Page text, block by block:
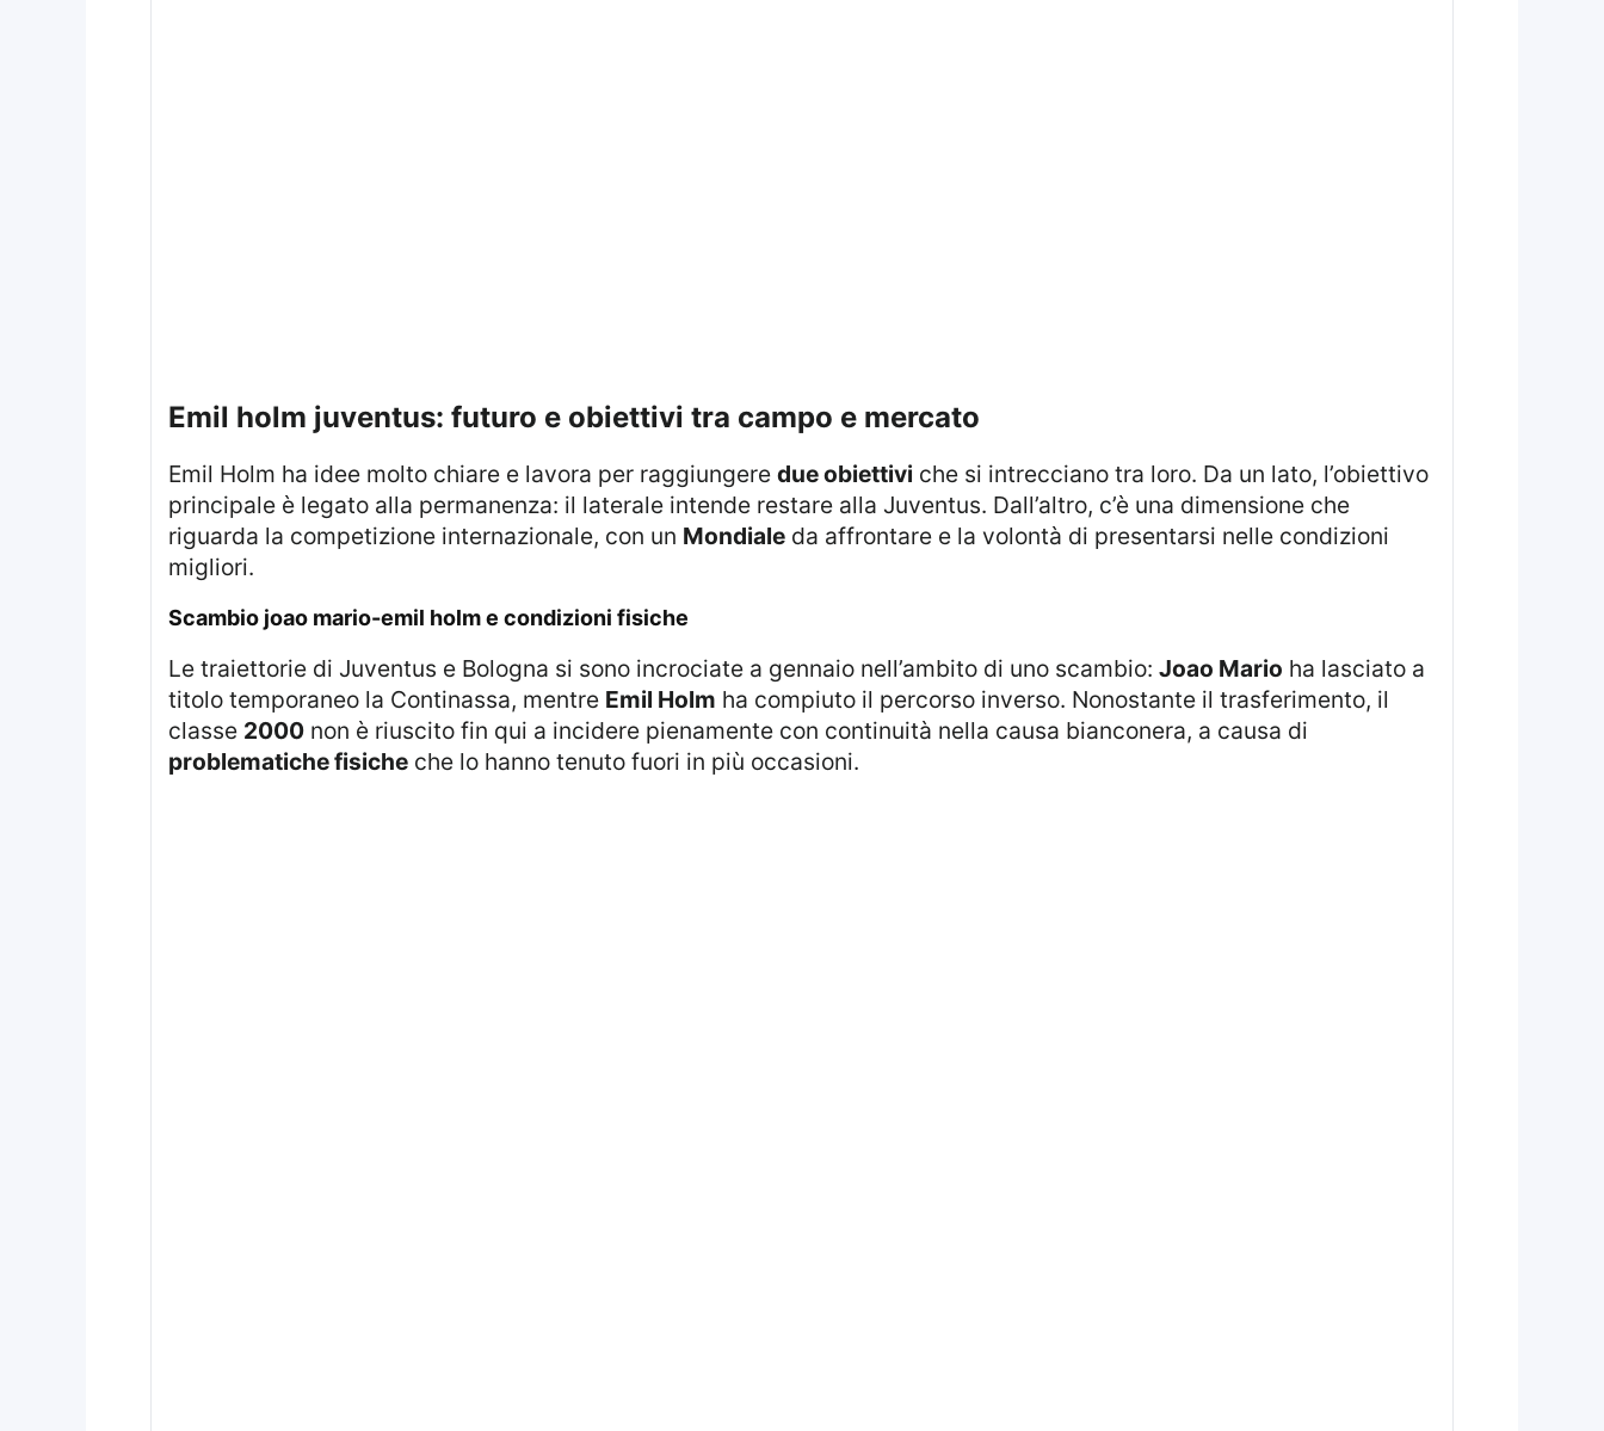
emil holm juventus: futuro e obiettivi tra campo e mercato
Emil Holm ha idee molto chiare e lavora per raggiungere due obiettivi che si intrecciano tra loro. Da un lato, l’obiettivo
principale è legato alla permanenza: il laterale intende restare alla Juventus. Dall’altro, c’è una dimensione che
riguarda la competizione internazionale, con un Mondialeda affrontare e la volontà di presentarsi nelle condizioni
migliori.
scambio joao mario-emil holm e condizioni fisiche
Le traiettorie di Juventus e Bologna si sono incrociate a gennaio nell’ambito di uno scambio: Joao Mario ha lasciato a
titolo temporaneo la Continassa, mentre Emil Holm ha compiuto il percorso inverso. Nonostante il trasferimento, il
classe 2000non è riuscito fin qui a incidere pienamente con continuità nella causa bianconera, a causa di
problematiche fisicheche lo hanno tenuto fuori in più occasioni.